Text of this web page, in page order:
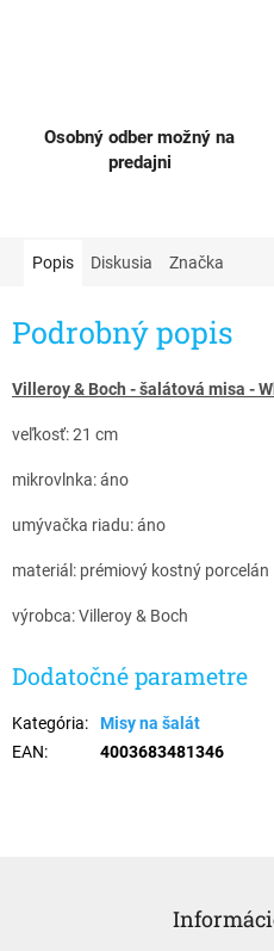
Osobný odber možný na
predajni
Popis Diskusia Značka
Podrobný popis
Villeroy & Boch - šalátová misa -
veľkosť: 21 cm
mikrovlnka: áno
umývačka riadu: áno
materiál: prémiový kostný porcelán
výrobca: Villeroy & Boch
Dodatočné parametre
Kategória:
Misy na šalát
EAN: 4003683481346